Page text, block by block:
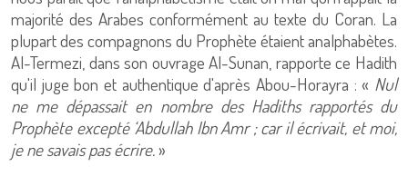
majorité des Arabes conformément au texte du Coran. La
plupart des compagnons du Prophète étaient analphabètes.
Al-Termezi, dans son ouvrage Al-Sunan, rapporte ce Hadith
qu'il juge bon et authentique d'après Abou-Horayra : « Nul
ne me dépassait en nombre des Hadiths rapportés du
Prophète excepté ‘Abdullah Ibn Amr ; car il écrivait, et moi,
je ne savais pas écrire.»